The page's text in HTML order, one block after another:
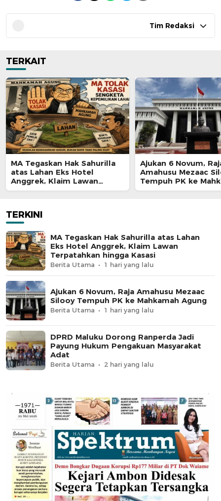
Tim Redaksi
TERKAIT
MA Tegaskan Hak Sahurilla
atas Lahan Eks Hotel
Anggrek, Klaim Lawan
Terpatahkan hingga Kasasi
Ajukan 6 Novum,
Amahusu Mezaac
Tempuh PK ke
Agung
TERKINI
MA Tegaskan Hak Sahurilla atas Lahan
Eks Hotel Anggrek, Klaim Lawan
Terpatahkan hingga Kasasi
Berita Utama 1 hari yang lalu
Ajukan 6 Novum, Raja Amahusu Mezaac
Silooy Tempuh PK ke Mahkamah Agung
Berita Utama 1 hari yang lalu
DPRD Maluku Dorong Ranperda Jadi
Payung Hukum Pengakuan Masyarakat
Adat
Berita Utama 2 hari yang lalu